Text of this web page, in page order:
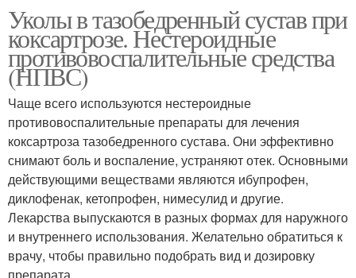
Уколы в тазобедренный сустав при
коксартрозе. Нестероидные
противовоспалительные средства
(НПВС)
Чаще всего используются нестероидные
противовоспалительные препараты для лечения
коксартроза тазобедренного сустава. Они эффективно
снимают боль и воспаление, устраняют отек. Основными
действующими веществами являются ибупрофен,
диклофенак, кетопрофен, нимесулид и другие.
Лекарства выпускаются в разных формах для наружного
и внутреннего использования. Желательно обратиться к
врачу, чтобы правильно подобрать вид и дозировку
препарата.